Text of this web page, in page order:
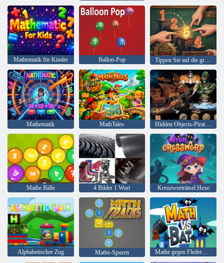
Mathematik für Kinder Ballon-Pop Tippen Sie auf die größte Zahl
Mathematik MathTales Hidden Objects-Piraten-Schatz
Mathe Bälle 4 Bilder 1 Wort Kreuzworträtsel Hexe
Alphabetischer Zug Mathe-Spuren Mathe gegen Fledermaus